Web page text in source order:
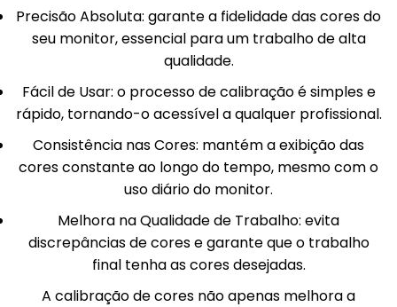
Precisão Absoluta: garante a fidelidade das cores do
seu monitor, essencial para um trabalho de alta
qualidade.
Fácil de Usar: o processo de calibração é simples e
rápido, tornando-o acessível a qualquer profissional.
Consistência nas Cores: mantém a exibição das
cores constante ao longo do tempo, mesmo com o
uso diário do monitor.
Melhora na Qualidade de Trabalho: evita
discrepâncias de cores e garante que o trabalho
final tenha as cores desejadas.
A calibração de cores não apenas melhora a